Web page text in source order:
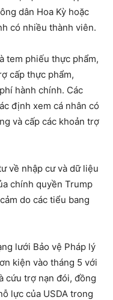
dân Hoa Kỳ hoặc
có nhiều thành viên.
tem phiếu thực phẩm,
cấp thực phẩm,
hành chính. Các
định xem cá nhân có
và cấp các khoản trợ
về nhập cư và dữ liệu
chính quyền Trump
do các tiểu bang
lưới Bảo vệ Pháp lý
kiện vào tháng 5 với
cứu trợ nạn đói, đồng
lực của USDA trong